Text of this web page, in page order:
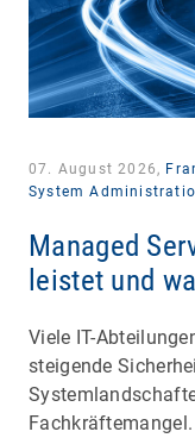
07. August 2026,
System
Managed
leistet und
Viele IT-
steigende